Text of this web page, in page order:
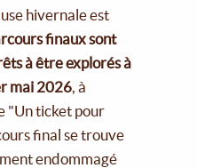
hivernale est
finaux sont
à être explorés à
mai 2026 , à
"Un ticket pour
final se trouve
endommagé